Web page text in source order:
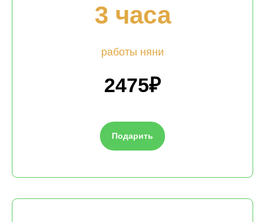
3 часа
работы няни
2475₽
Подарить